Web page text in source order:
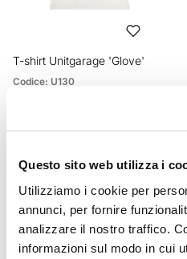
Questo sito web utilizza i
Utilizziamo i cookie per
annunci, per fornire
analizzare il nostro traffico.
informazioni sul modo in cui
T-shirt Unitgarage 'Glove'
Codice: U130